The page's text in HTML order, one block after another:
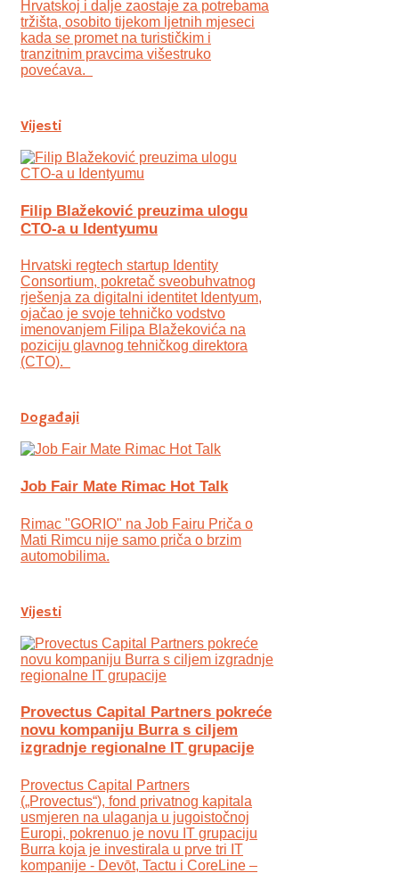
Hrvatskoj i dalje zaostaje za potrebama
tržišta, osobito tijekom ljetnih mjeseci
kada se promet na turističkim i
tranzitnim pravcima višestruko
povećava.
Vijesti
Filip Blažeković preuzima ulogu
CTO-a u Identyumu
Hrvatski regtech startup Identity
Consortium, pokretač sveobuhvatnog
rješenja za digitalni identitet Identyum,
ojаčao je svoje tehničko vodstvo
imenovanjem Filipa Blažekovića na
poziciju glavnog tehničkog direktora
(CTO).
Događaji
Job Fair Mate Rimac Hot Talk
Rimac "GORIO" na Job Fairu Priča o
Mati Rimcu nije samo priča o brzim
automobilima.
Vijesti
Provectus Capital Partners pokreće
novu kompaniju Burra s ciljem
izgradnje regionalne IT grupacije
Provectus Capital Partners
(„Provectus“), fond privatnog kapitala
usmjeren na ulaganja u jugoistočnoj
Europi, pokrenuo je novu IT grupaciju
Burra koja je investirala u prve tri IT
kompanije - Devōt, Tactu i CoreLine –